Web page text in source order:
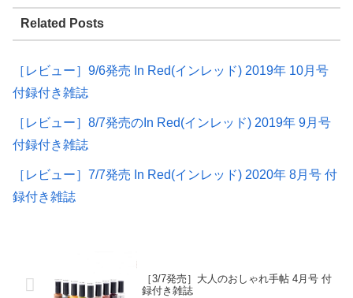
Related Posts
［レビュー］9/6発売 In Red(インレッド) 2019年 10月号
付録付き雑誌
［レビュー］8/7発売のIn Red(インレッド) 2019年 9月号
付録付き雑誌
［レビュー］7/7発売 In Red(インレッド) 2020年 8月号 付
録付き雑誌
［3/7発売］大人のおしゃれ手帖 4月号 付
録付き雑誌